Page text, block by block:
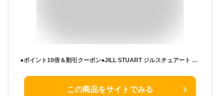
●ポイント10倍＆割引クーポン●JILL STUART ジルスチュアート ヘアオイル ホワイトフローラル / メロウピーチティー / ディープリペア / スムースリペア 各60ml【送料無料】 ギフト 誕生日 プレゼント 15時までの決済確認で即日発送！
この商品をサイトでみる